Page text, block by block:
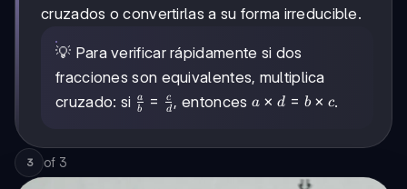
cruzados o convertirlas a su forma irreducible.
💡 Para verificar rápidamente si dos
fracciones son equivalentes, multiplica
cruzado: si \frac{a}
b
a = d
c , entonces a
c
a × d = b × c.
3 of 3